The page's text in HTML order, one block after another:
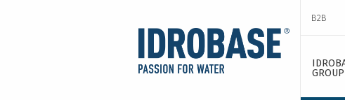
B2B
GROUP